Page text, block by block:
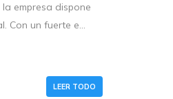
empresa dispone
Con un fuerte e...
LEER TODO